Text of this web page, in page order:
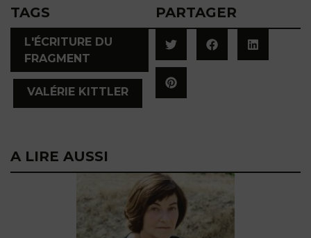
TAGS
L'ÉCRITURE DU
FRAGMENT
VALÉRIE KITTLER
PARTAGER
A LIRE AUSSI